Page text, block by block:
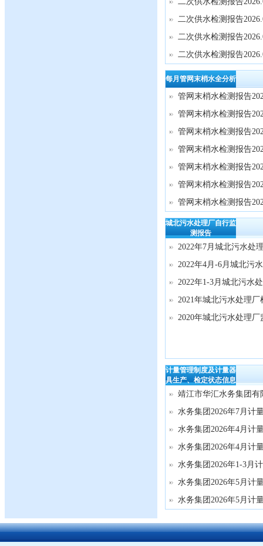
二次供水检测报告
二次供水检测报告
二次供水检测报告
每月管网末梢水全分析
管网末梢水检测报告
管网末梢水检测报告
管网末梢水检测报告
管网末梢水检测报告
管网末梢水检测报告
管网末梢水检测报告
管网末梢水检测报告
城北污水处理厂自行监
测报告
2022年7月城北污水处
2022年4月-6月城北污
2022年1-3月城北污水
2021年城北污水处理厂
2020年城北污水处理厂
计量管理制度及计量器
具生产、检定状态信息
靖江市华汇水务集团有
水务集团2026年7月计
水务集团2026年4月计
水务集团2026年4月计
水务集团2026年1-3月
水务集团2026年5月计
水务集团2026年5月计